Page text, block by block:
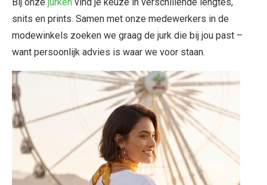
snits en prints. Samen met onze medewerkers in de
modewinkels zoeken we graag de jurk die bij jou past –
want persoonlijk advies is waar we voor staan.